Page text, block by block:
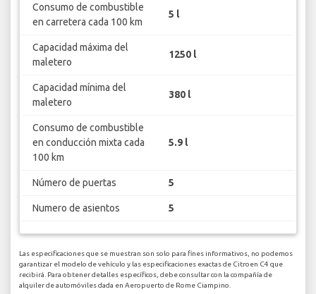
Consumo de combustible
en carretera cada 100 km
5 l
Capacidad máxima del
maletero
1250 l
Capacidad mínima del
maletero
380 l
Consumo de combustible
en conducción mixta cada
100 km
5.9 l
Número de puertas 5
Numero de asientos 5
Las especificaciones que se muestran son solo para fines informativos, no podemos
garantizar el modelo de vehículo y las especificaciones exactas de Citroen C4 que
recibirá. Para obtener detalles específicos, debe consultar con la compañía de
alquiler de automóviles dada en Aeropuerto de Rome Ciampino.